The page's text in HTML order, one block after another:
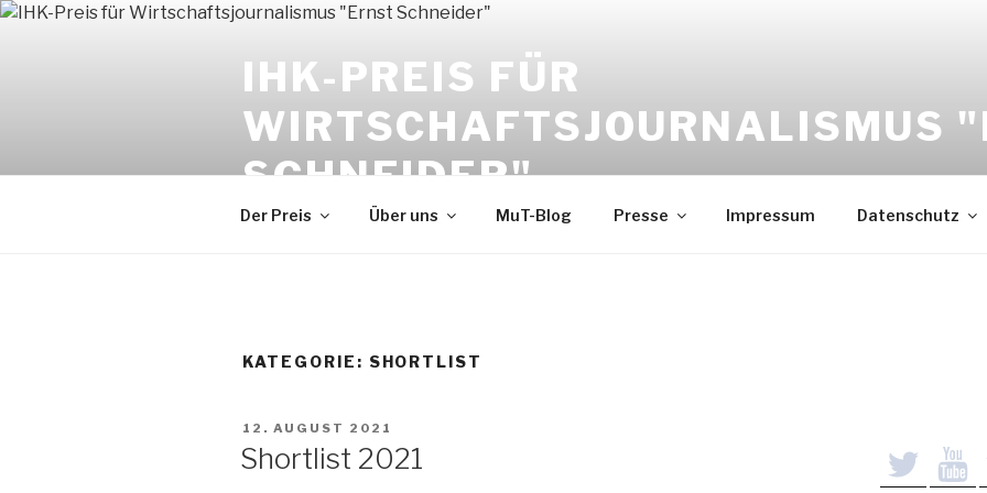
Zum
IHK-PREIS FÜR
WIRTSCHAFTSJOURNALISMUS
SCHNEIDER"
Der Preis Über uns MuT-Blog Presse Impressum Datenschutz
KATEGORIE: SHORTLIST
VERÖFFENTLICHT
12. AUGUST 2021
Shortlist 2021